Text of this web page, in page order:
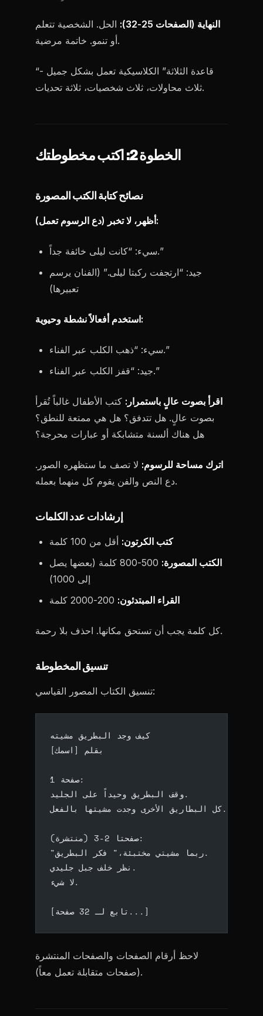
النهاية (الصفحات 25-32):
الحل. الشخصية تتعلم
أو تنمو. خاتمة مرضية.
“قاعدة الثلاثة” الكلاسيكية تعمل بشكل جميل -
ثلاث محاولات، ثلاث شخصيات، ثلاثة تحديات.
الخطوة 2: اكتب مخطوطتك
نصائح كتابة الكتب المصورة
أظهر، لا تخبر (دع الرسوم تعمل):
سيء: “كانت ليلى خائفة جداً.”
جيد: “ارتجفت ركبتا ليلى.” (الفنان يرسم
تعبيرها)
استخدم أفعالاً نشطة وحيوية:
سيء: “ذهب الكلب عبر الفناء.”
جيد: “قفز الكلب عبر الفناء.”
اقرأ بصوت عالٍ باستمرار: كتب الأطفال غالباً تُقرأ
بصوت عالٍ. هل تتدفق؟ هل هي ممتعة للنطق؟
هل هناك ألسنة متشابكة أو عبارات محرجة؟
اترك مساحة للرسوم: لا تصف ما ستظهره الصور.
دع النص والفن يقوم كل منهما بعمله.
إرشادات عدد الكلمات
كتب الكرتون: أقل من 100 كلمة
الكتب المصورة:
500-800 كلمة (بعضها يصل
إلى 1000)
القراء المبتدئون:
كل كلمة يجب أن تستحق مكانها. احذف بلا رحمة.
تنسيق المخطوطة
تنسيق الكتاب المصور القياسي:
كيف وجد البطريق مشيته
بقلم [اسمك]
صفحة 1:
وقف البطريق وحيداً على الجليد.
كل البطاريق الأخرى وجدت مشيتها بالفعل.
صفحتا 2-3 (منتشرة):
"ربما مشيتي مختبئة،" فكر البطريق.
نظر خلف جبل جليدي.
لا شيء.
[تابع لـ 32 صفحة...]
لاحظ أرقام الصفحات والصفحات المنتشرة
(صفحات متقابلة تعمل معاً).